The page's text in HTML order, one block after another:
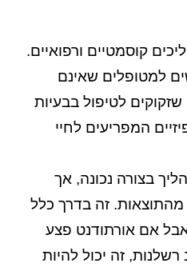
קוסמטיים ורפואיים.
למטופלים שאינם
לטיפול בבעיות
המפריעים לחיי
בצורה נכונה, אך
מהתוצאות. זה בדרך כלל
אם אורתודנט פצע
זה יכול להיות